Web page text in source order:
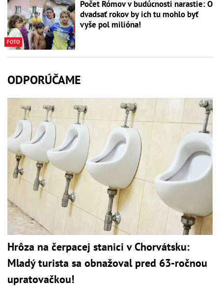
FOTO
Počet Rómov v budúcnosti narastie: O
dvadsať rokov by ich tu mohlo byť
vyše pol milióna!
ODPORÚČAME
Hrôza na čerpacej stanici v Chorvátsku:
Mladý turista sa obnažoval pred 63-ročnou
upratovačkou!